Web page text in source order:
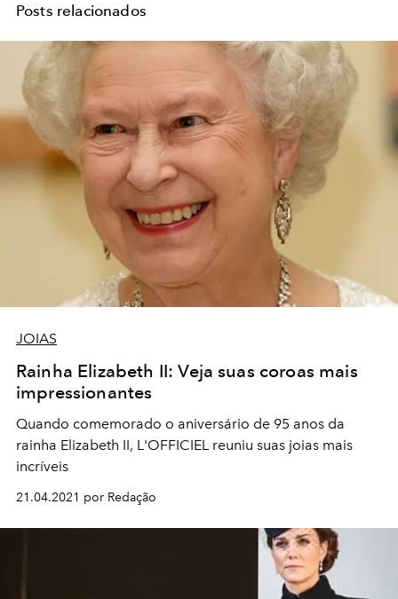
Posts relacionados
JOIAS
Rainha Elizabeth II: Veja suas coroas mais
impressionantes
Quando comemorado o aniversário de 95 anos da
rainha Elizabeth II, L'OFFICIEL reuniu suas joias mais
incríveis
21.04.2021 por Redação